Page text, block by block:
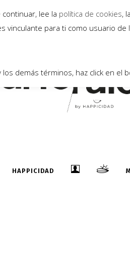
HAPPICIDAD
lee la política de cookies, la
vinculante para ti como usuario de
demás términos, haz click en el